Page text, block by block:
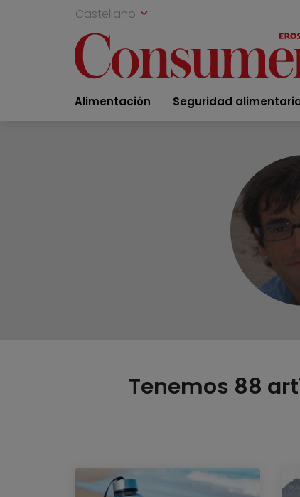
Castellano
Alimentación Seguridad
Tenemos 88